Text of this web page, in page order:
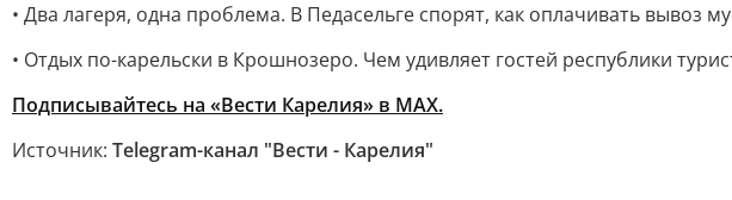
• Два лагеря, одна проблема. В Педасельге спорят, как оплачивать вывоз
• Отдых по-карельски в Крошнозеро. Чем удивляет гостей республики
Подписывайтесь на «Вести Карелия» в МАХ.
Источник: Telegram-канал "Вести - Карелия"